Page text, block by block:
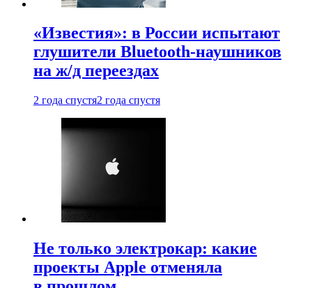
«Известия»: в России испытают
глушители Bluetooth-наушников
на ж/д переездах
2 года спустя2 года спустя
Не только электрокар: какие
проекты Apple отменяла